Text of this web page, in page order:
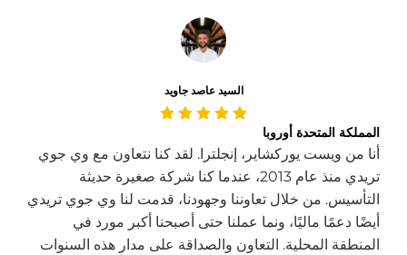
السيد عاصد جاويد
المملكة المتحدة أوروبا
أنا من ويست يوركشاير، إنجلترا. لقد كنا نتعاون مع وي جوي
تريدي منذ عام 2013، عندما كنا شركة صغيرة حديثة
التأسيس. من خلال تعاوننا وجهودنا، قدمت لنا وي جوي تريدي
أيضًا دعمًا ماليًا، ونما عملنا حتى أصبحنا أكبر مورد في
المنطقة المحلية. التعاون والصداقة على مدار هذه السنوات